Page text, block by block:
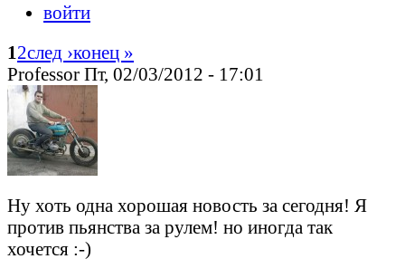
войти
12след ›конец »
Professor Пт, 02/03/2012 - 17:01
Ну хоть одна хорошая новость за сегодня! Я
против пьянства за рулем! но иногда так
хочется :-)